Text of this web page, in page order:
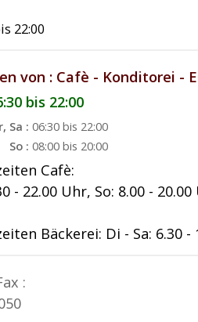
22:00
von : Cafè - Konditorei -
bis 22:00
Sa : 06:30 bis 22:00
So : 08:00 bis 20:00
Cafè:
- 22.00 Uhr, So: 8.00 -
Bäckerei: Di - Sa: 6.30
: